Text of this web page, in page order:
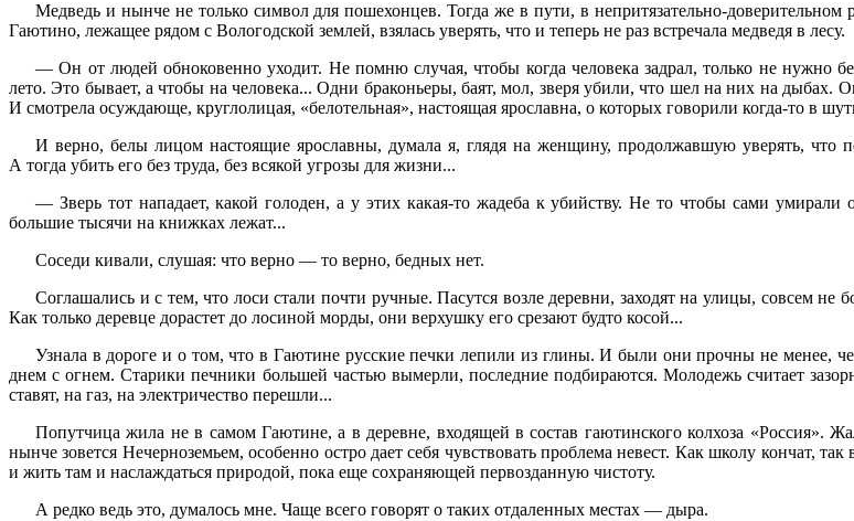
Медведь и нынче не только символ для пошехонцев. Тогда же в пути, в непритязательно-
Гаютино, лежащее рядом с Вологодской землей, взялась уверять, что и теперь не раз встречала медведя в лесу.
— Он от людей обноковенно уходит. Не помню случая, чтобы когда человека задрал, только не нужно
лето. Это бывает, а чтобы на человека... Одни браконьеры, баят, мол, зверя убили, что шел на них на дыбах.
И смотрела осуждающе, круглолицая, «белотельная», настоящая ярославна, о которых говорили когда-то в
И верно, белы лицом настоящие ярославны, думала я, глядя на женщину, продолжавшую уверять, что
А тогда убить его без труда, без всякой угрозы для жизни...
— Зверь тот нападает, какой голоден, а у этих какая-то жадеба к убийству. Не то чтобы сами
большие тысячи на книжках лежат...
Соседи кивали, слушая: что верно — то верно, бедных нет.
Соглашались и с тем, что лоси стали почти ручные. Пасутся возле деревни, заходят на улицы, совсем не
Как только деревце дорастет до лосиной морды, они верхушку его срезают будто косой...
Узнала в дороге и о том, что в Гаютине русские печки лепили из глины. И были они прочны не менее,
днем с огнем. Старики печники большей частью вымерли, последние подбираются. Молодежь считает
ставят, на газ, на электричество перешли...
Попутчица жила не в самом Гаютине, а в деревне, входящей в состав гаютинского колхоза «Россия».
нынче зовется Нечерноземьем, особенно остро дает себя чувствовать проблема невест. Как школу кончат,
и жить там и наслаждаться природой, пока еще сохраняющей первозданную чистоту.
А редко ведь это, думалось мне. Чаще всего говорят о таких отдаленных местах — дыра.